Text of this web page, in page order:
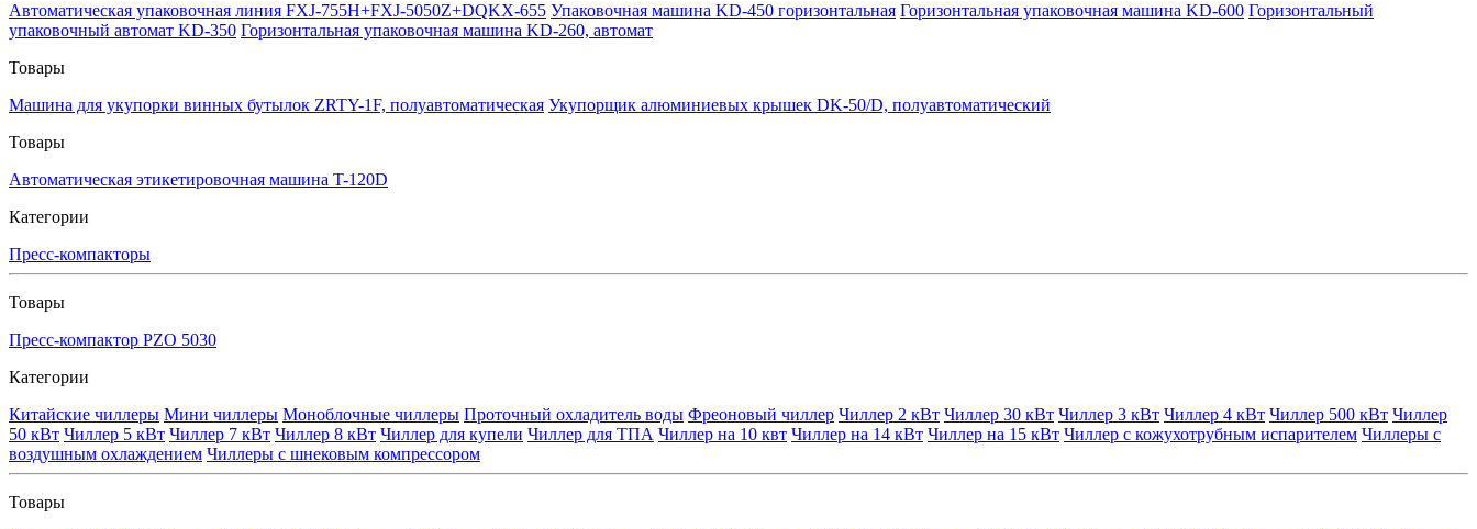
Автоматическая упаковочная линия FXJ-755H+FXJ-5050Z+DQKX-655 Упаковочная машина KD-450 горизонтальная Горизонтальная упаковочная машина KD-600 Горизонтальный
упаковочный автомат KD-350 Горизонтальная упаковочная машина KD-260, автомат
Товары
Машина для укупорки винных бутылок ZRTY-1F, полуавтоматическая Укупорщик алюминиевых крышек DK-50/D, полуавтоматический
Товары
Автоматическая этикетировочная машина T-120D
Категории
Пресс-компакторы
Товары
Пресс-компактор PZO 5030
Категории
Китайские чиллеры Мини чиллеры Моноблочные чиллеры Проточный охладитель воды Фреоновый чиллер Чиллер 2 кВт Чиллер 30 кВт Чиллер 3 кВт Чиллер 4 кВт Чиллер 500 кВт Чиллер
50 кВт Чиллер 5 кВт Чиллер 7 кВт Чиллер 8 кВт Чиллер для купели Чиллер для ТПА Чиллер на 10 квт Чиллер на 14 кВт Чиллер на 15 кВт Чиллер с кожухотрубным испарителем Чиллеры с
воздушным охлаждением Чиллеры с шнековым компрессором
Товары